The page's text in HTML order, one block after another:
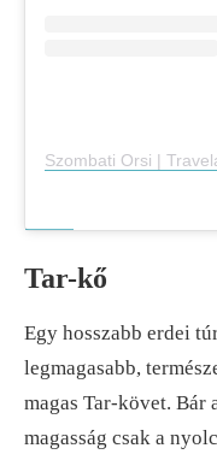
Tar-kő
Egy hosszabb erdei
legmagasabb,
magas Tar-követ. Bár
magasság csak a